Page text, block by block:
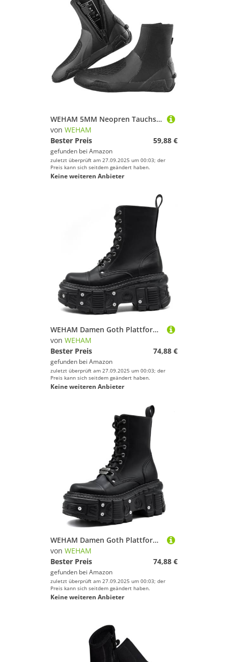
WEHAM 5MM Neopren Tauchstiefel Surf Scuba Tauchen Schwimmschuhe Windsurfen Unterwasserfischen Kitesurf Ausrüstung Strandschuhe Schnorcheln,Schwarz,43
von WEHAM
Bester Preis
59,88 €
gefunden bei Amazon
zuletzt überprüft am 27.09.2025 um 00:03; der
Preis kann sich seitdem geändert haben.
Keine weiteren Anbieter
WEHAM Damen Goth Plattform Combat Stiefel mit Nietenbuckel, klobigem Blockabsatz, Knöchel-Stiefeletten, wasserdicht, Motorrad-Stiefel,Schwarz,39
von WEHAM
Bester Preis
74,88 €
gefunden bei Amazon
zuletzt überprüft am 27.09.2025 um 00:03; der
Preis kann sich seitdem geändert haben.
Keine weiteren Anbieter
WEHAM Damen Goth Plattform Combat Stiefel mit Nietenbuckel, klobigem Blockabsatz, Knöchel-Stiefeletten, wasserdicht, Motorrad-Stiefel,Schwarz,39
von WEHAM
Bester Preis
74,88 €
gefunden bei Amazon
zuletzt überprüft am 27.09.2025 um 00:03; der
Preis kann sich seitdem geändert haben.
Keine weiteren Anbieter